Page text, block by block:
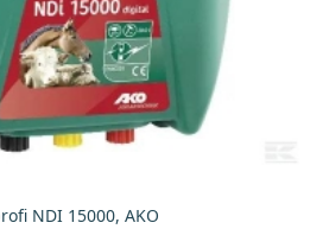
NDI 15000, AKO